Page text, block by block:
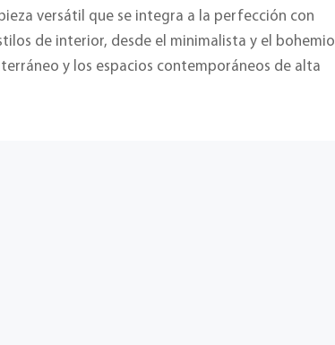
versátil que se integra a la perfección con
de interior, desde el minimalista y el bohemio
y los espacios contemporáneos de alta